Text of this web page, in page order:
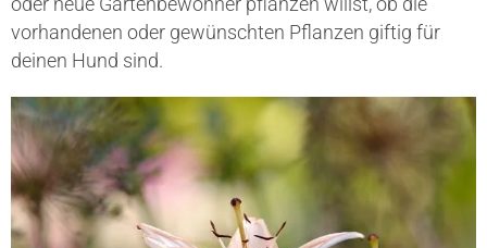
vorhandenen oder gewünschten Pflanzen giftig für
deinen Hund sind.